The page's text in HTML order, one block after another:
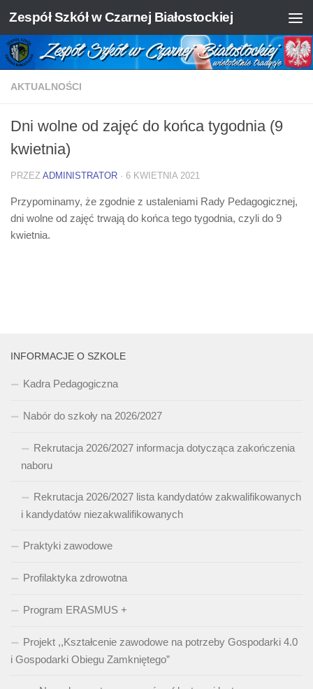
Skip to content
Zespół Szkół w Czarnej Białostockiej
AKTUALNOŚCI
Dni wolne od zajęć do końca tygodnia (9
kwietnia)
PRZEZ ADMINISTRATOR · 6 KWIETNIA 2021
Przypominamy, że zgodnie z ustaleniami Rady Pedagogicznej,
dni wolne od zajęć trwają do końca tego tygodnia, czyli do 9
kwietnia.
INFORMACJE O SZKOLE
Kadra Pedagogiczna
Nabór do szkoły na 2026/2027
Rekrutacja 2026/2027 informacja dotycząca zakończenia
naboru
Rekrutacja 2026/2027 lista kandydatów zakwalifikowanych
i kandydatów niezakwalifikowanych
Praktyki zawodowe
Profilaktyka zdrowotna
Program ERASMUS +
Projekt ,,Kształcenie zawodowe na potrzeby Gospodarki 4.0
i Gospodarki Obiegu Zamkniętego”